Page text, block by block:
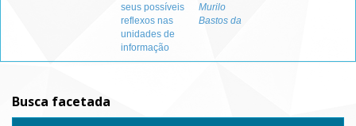
seus possíveis
reflexos nas
unidades de
informação
Murilo
Bastos da
Busca facetada